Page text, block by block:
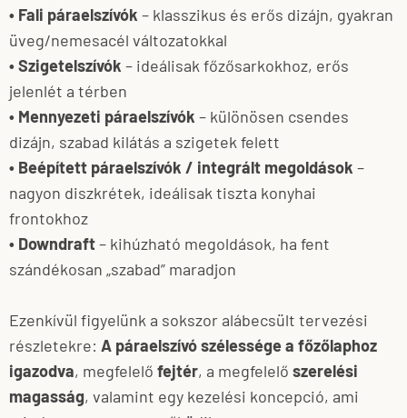
• Fali páraelszívók – klasszikus és erős dizájn, gyakran
üveg/nemesacél változatokkal
• Szigetelszívók – ideálisak főzősarkokhoz, erős
jelenlét a térben
• Mennyezeti páraelszívók – különösen csendes
dizájn, szabad kilátás a szigetek felett
• Beépített páraelszívók / integrált megoldások –
nagyon diszkrétek, ideálisak tiszta konyhai
frontokhoz
• Downdraft– kihúzható megoldások, ha fent
szándékosan „szabad” maradjon
Ezenkívül figyelünk a sokszor alábecsült tervezési
részletekre: A páraelszívó szélessége a főzőlaphoz
igazodva, megfelelő fejtér, a megfelelő szerelési
magasság, valamint egy kezelési koncepció, ami